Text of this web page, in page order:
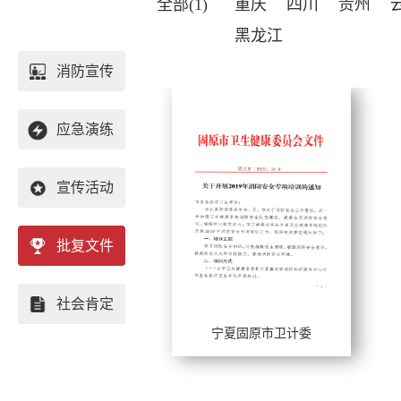
消防宣传
应急演练
宣传活动
批复文件
社会肯定
全部(1) 重庆 四川 贵州
黑龙江
宁夏固原市卫计委
工作年限：